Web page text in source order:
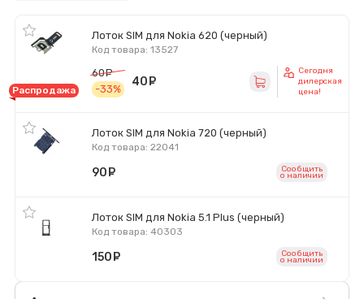
Лоток SIM для Nokia 620 (черный)
Код товара: 13527
Распродажа
60
руб.
-33%
40
Сегодня
дилерская
цена!
Лоток SIM для Nokia 720 (черный)
Код товара: 22041
90 Сообщить
o наличии
Лоток SIM для Nokia 5.1 Plus (черный)
Код товара: 40303
150 Сообщить
o наличии